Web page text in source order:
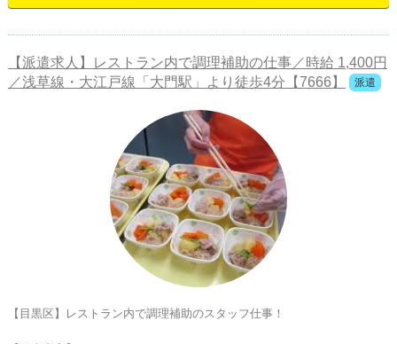
【派遣求人】レストラン内で調理補助の仕事／時給 1,400円
／浅草線・大江戸線「大門駅」より徒歩4分【7666】
派遣
【目黒区】レストラン内で調理補助のスタッフ仕事！